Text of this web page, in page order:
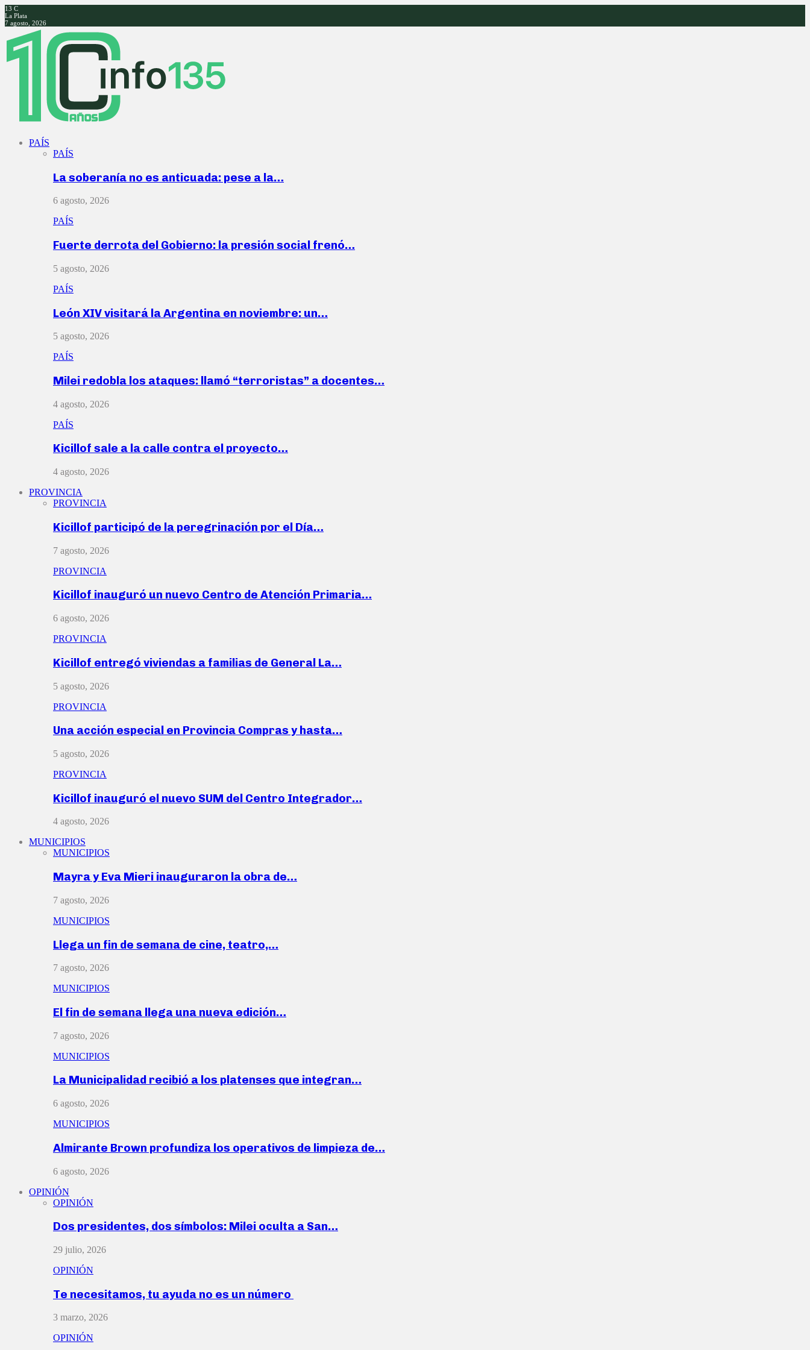
13 C
La Plata
7 agosto, 2026
Facebook
Twitter
Instagram
Youtube
PAÍS
PAÍS
La soberanía no es anticuada: pese a la…
6 agosto, 2026
PAÍS
Fuerte derrota del Gobierno: la presión social frenó…
5 agosto, 2026
PAÍS
León XIV visitará la Argentina en noviembre: un…
5 agosto, 2026
PAÍS
Milei redobla los ataques: llamó “terroristas” a docentes…
4 agosto, 2026
PAÍS
Kicillof sale a la calle contra el proyecto…
4 agosto, 2026
PROVINCIA
PROVINCIA
Kicillof participó de la peregrinación por el Día…
7 agosto, 2026
PROVINCIA
Kicillof inauguró un nuevo Centro de Atención Primaria…
6 agosto, 2026
PROVINCIA
Kicillof entregó viviendas a familias de General La…
5 agosto, 2026
PROVINCIA
Una acción especial en Provincia Compras y hasta…
5 agosto, 2026
PROVINCIA
Kicillof inauguró el nuevo SUM del Centro Integrador…
4 agosto, 2026
MUNICIPIOS
MUNICIPIOS
Mayra y Eva Mieri inauguraron la obra de…
7 agosto, 2026
MUNICIPIOS
Llega un fin de semana de cine, teatro,…
7 agosto, 2026
MUNICIPIOS
El fin de semana llega una nueva edición…
7 agosto, 2026
MUNICIPIOS
La Municipalidad recibió a los platenses que integran…
6 agosto, 2026
MUNICIPIOS
Almirante Brown profundiza los operativos de limpieza de…
6 agosto, 2026
OPINIÓN
OPINIÓN
Dos presidentes, dos símbolos: Milei oculta a San…
29 julio, 2026
OPINIÓN
Te necesitamos, tu ayuda no es un número
3 marzo, 2026
OPINIÓN